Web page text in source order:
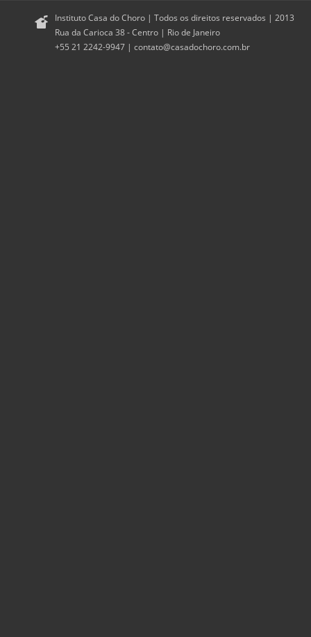
Instituto Casa do Choro | Todos os direitos reservados | 2013
Rua da Carioca 38 - Centro | Rio de Janeiro
+55 21 2242-9947 | contato@casadochoro.com.br